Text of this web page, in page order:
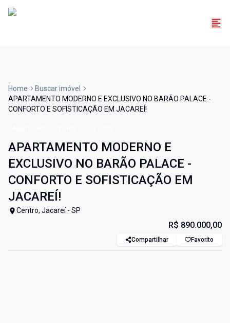
Home
Buscar imóvel
APARTAMENTO MODERNO E EXCLUSIVO NO BARÃO PALACE -
CONFORTO E SOFISTICAÇÃO EM JACAREÍ!
APARTAMENTO MODERNO E
EXCLUSIVO NO BARÃO PALACE -
CONFORTO E SOFISTICAÇÃO EM
JACAREÍ!
Centro, Jacareí - SP
R$ 890.000,00
Compartilhar Favorito